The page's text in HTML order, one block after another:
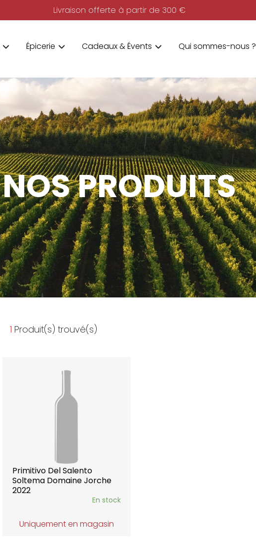
Livraison offerte à partir de 300 €
Épicerie Cadeaux & Évents Qui sommes-nous ?
NOS PRODUITS
1 Produit(s) trouvé(s)
Primitivo Del Salento
Soltema Domaine Jorche
2022
En stock
Uniquement en magasin